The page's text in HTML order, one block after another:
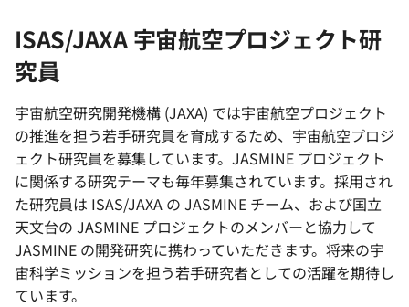
ISAS/JAXA 宇宙航空プロジェクト研
究員
宇宙航空研究開発機構 (JAXA) では宇宙航空プロジェクト
の推進を担う若手研究員を育成するため、宇宙航空プロジ
ェクト研究員を募集しています。JASMINE プロジェクト
に関係する研究テーマも毎年募集されています。採用され
た研究員は ISAS/JAXA の JASMINE チーム、および国立
天文台の JASMINE プロジェクトのメンバーと協力して
JASMINE の開発研究に携わっていただきます。将来の宇
宙科学ミッションを担う若手研究者としての活躍を期待し
ています。